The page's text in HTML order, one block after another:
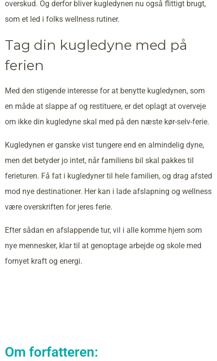
overskud. Og derfor bliver kugledynen nu også flittigt brugt,
som et led i folks wellness rutiner.
Tag din kugledyne med på
ferien
Med den stigende interesse for at benytte kugledynen, som
en måde at slappe af og restituere, er det oplagt at overveje
om ikke din kugledyne skal med på den næste kør-selv-ferie.
Kugledynen er ganske vist tungere end en almindelig dyne,
men det betyder jo intet, når familiens bil skal pakkes til
ferieturen. Få fat i kugledyner til hele familien, og drag afsted
mod nye destinationer. Her kan i lade afslapning og wellness
være overskriften for jeres ferie.
Efter sådan en afslappende tur, vil i alle komme hjem som
nye mennesker, klar til at genoptage arbejde og skole med
fornyet kraft og energi.
Om forfatteren: